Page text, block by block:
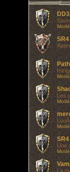
Les
Une
La